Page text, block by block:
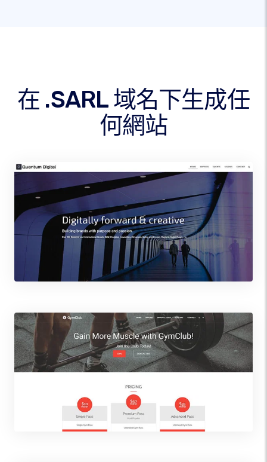
在 .SARL 域名下生成任
何網站